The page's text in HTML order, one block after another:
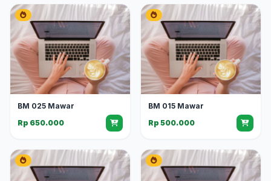
BM 025 Mawar
Rp 650.000
BM 015 Mawar
Rp 500.000